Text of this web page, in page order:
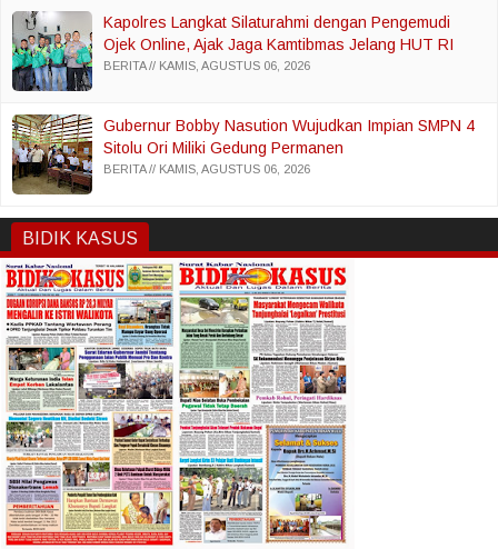
Kapolres Langkat Silaturahmi dengan Pengemudi
Ojek Online, Ajak Jaga Kamtibmas Jelang HUT RI
BERITA KAMIS, AGUSTUS 06, 2026
Gubernur Bobby Nasution Wujudkan Impian SMPN 4
Sitolu Ori Miliki Gedung Permanen
BERITA KAMIS, AGUSTUS 06, 2026
BIDIK KASUS